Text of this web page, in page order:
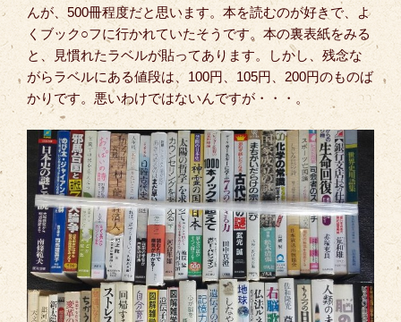
んが、500冊程度だと思います。本を読むのが好きで、よ
くブック○フに行かれていたそうです。本の裏表紙をみる
と、見慣れたラベルが貼ってあります。しかし、残念な
がらラベルにある値段は、100円、105円、200円のものば
かりです。悪いわけではないんですが・・・。